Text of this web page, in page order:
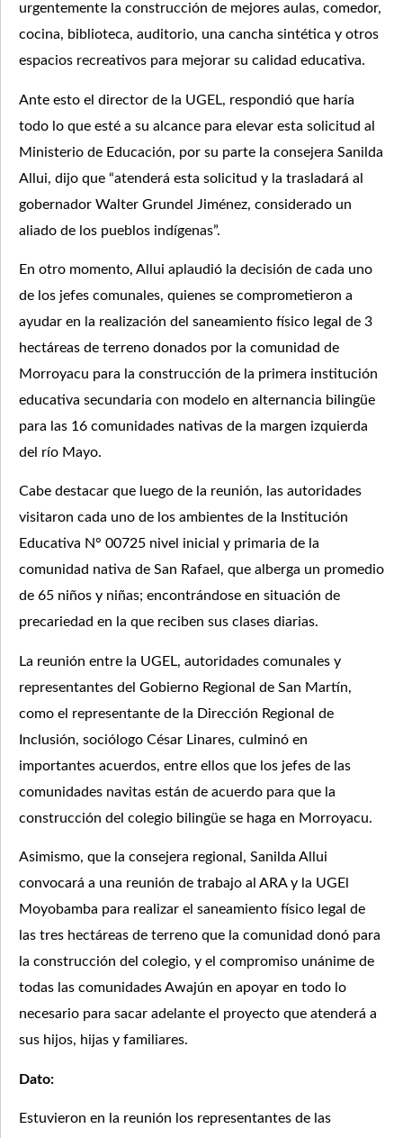
urgentemente la construcción de mejores aulas, comedor,
cocina, biblioteca, auditorio, una cancha sintética y otros
espacios recreativos para mejorar su calidad educativa.
Ante esto el director de la UGEL, respondió que haría
todo lo que esté a su alcance para elevar esta solicitud al
Ministerio de Educación, por su parte la consejera Sanilda
Allui, dijo que “atenderá esta solicitud y la trasladará al
gobernador Walter Grundel Jiménez, considerado un
aliado de los pueblos indígenas”.
En otro momento, Allui aplaudió la decisión de cada uno
de los jefes comunales, quienes se comprometieron a
ayudar en la realización del saneamiento físico legal de 3
hectáreas de terreno donados por la comunidad de
Morroyacu para la construcción de la primera institución
educativa secundaria con modelo en alternancia bilingüe
para las 16 comunidades nativas de la margen izquierda
del río Mayo.
Cabe destacar que luego de la reunión, las autoridades
visitaron cada uno de los ambientes de la Institución
Educativa N° 00725 nivel inicial y primaria de la
comunidad nativa de San Rafael, que alberga un promedio
de 65 niños y niñas; encontrándose en situación de
precariedad en la que reciben sus clases diarias.
La reunión entre la UGEL, autoridades comunales y
representantes del Gobierno Regional de San Martín,
como el representante de la Dirección Regional de
Inclusión, sociólogo César Linares, culminó en
importantes acuerdos, entre ellos que los jefes de las
comunidades navitas están de acuerdo para que la
construcción del colegio bilingüe se haga en Morroyacu.
Asimismo, que la consejera regional, Sanilda Allui
convocará a una reunión de trabajo al ARA y la UGEl
Moyobamba para realizar el saneamiento físico legal de
las tres hectáreas de terreno que la comunidad donó para
la construcción del colegio, y el compromiso unánime de
todas las comunidades Awajún en apoyar en todo lo
necesario para sacar adelante el proyecto que atenderá a
sus hijos, hijas y familiares.
Dato:
Estuvieron en la reunión los representantes de las